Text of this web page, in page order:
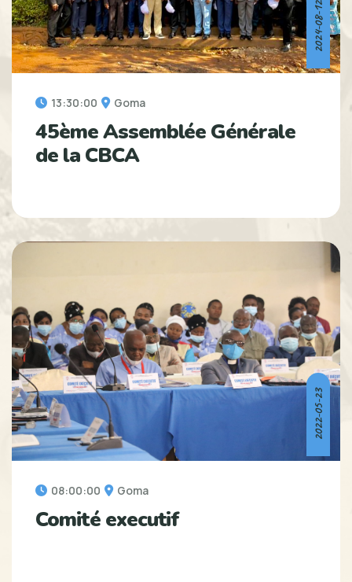
2024-08-12
13:30:00 Goma
45ème Assemblée Générale
de la CBCA
2022-05-23
08:00:00 Goma
Comité executif